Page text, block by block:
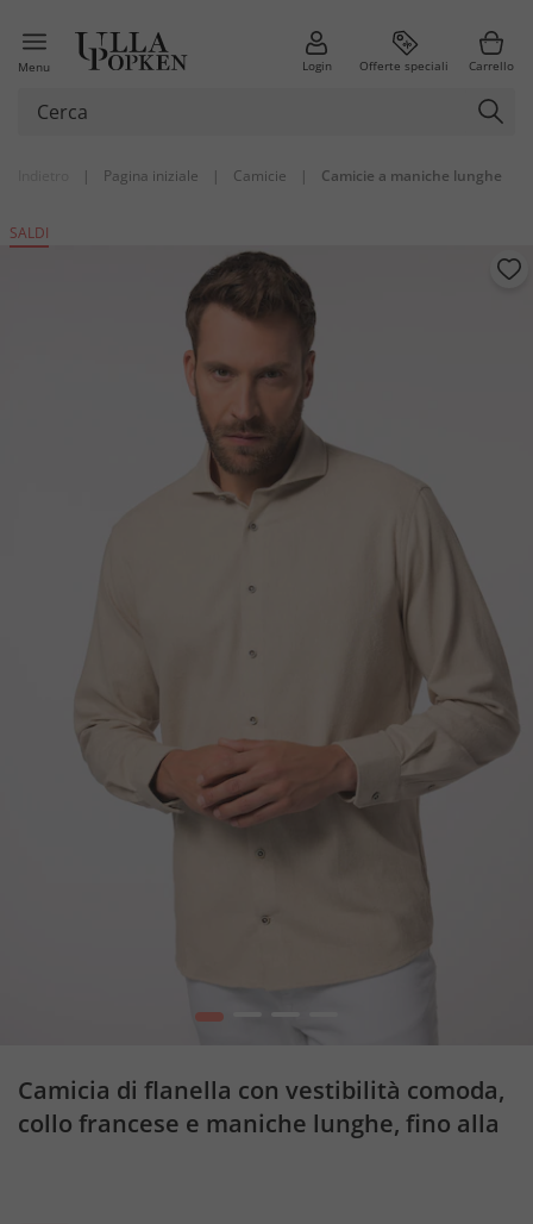
Menu Login Offerte speciali Carrello
| Pagina iniziale | Camicie | Camicie a maniche lunghe
SALDI
1
Camicia di flanella con vestibilità comoda,
collo francese e maniche lunghe, fino alla